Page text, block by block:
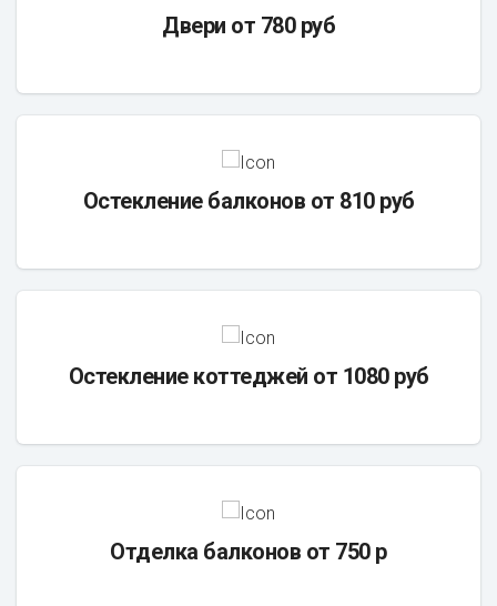
Двери от 780 руб
Остекление балконов от 810 руб
Остекление коттеджей от 1080 руб
Отделка балконов от 750 р